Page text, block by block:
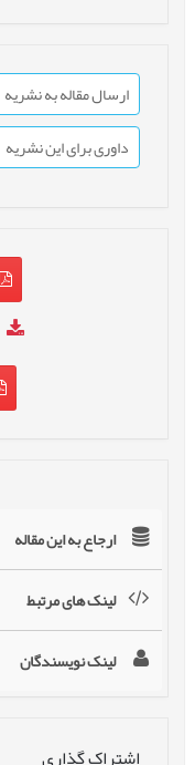
ارسال مقاله به نشریه
داوری برای این نشریه
PDF
ارجاع به این مقاله
لینک های مرتبط
لینک نویسندگان
اشتراک گذاری